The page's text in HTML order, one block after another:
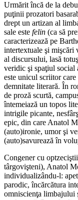
Urmărit încă de la
puţinii prozatori
drept un artizan al
sale este felin (ca să
caracterizează pe
intertextuale şi mişcări
al discursului, lasă
veridic şi spaţiul
este unicul scriitor
demnitate literară. În
de proză scurtă,
întemeiază un topos
intrigile picante,
epic, din care Anatol
(auto)ironie, umor şi
(auto)savurează în
Congener cu
târgovişteni), Anatol
individualizându-l:
parodic, încărcătura
omniscienţa limbajului